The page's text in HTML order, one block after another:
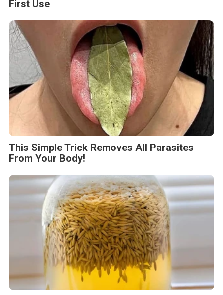
First Use
This Simple Trick Removes All Parasites
From Your Body!